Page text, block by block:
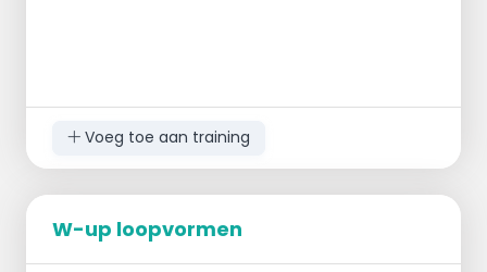
Voeg toe aan training
W-up loopvormen